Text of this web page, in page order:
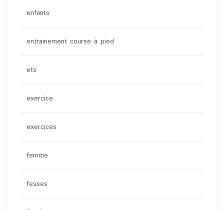
enfants
entrainement course à pied
ets
exercice
exercices
femme
fesses